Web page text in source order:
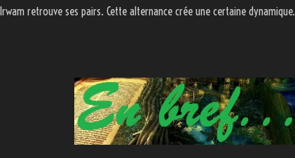
retrouve ses pairs. Cette alternance crée une certaine dynamique.